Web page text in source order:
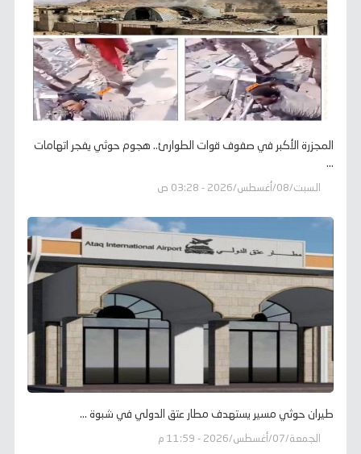
المجزرة الأكبر في صفوف قوات الطوارئ.. هجوم حوثي يفجر اتهامات
...
السبت/08/أغسطس/2026 - 03:28 ص
طيران حوثي مسير يستهدف مطار عتق الدولي في شبوة ...
الجمعة/07/أغسطس/2026 - 11:59 م